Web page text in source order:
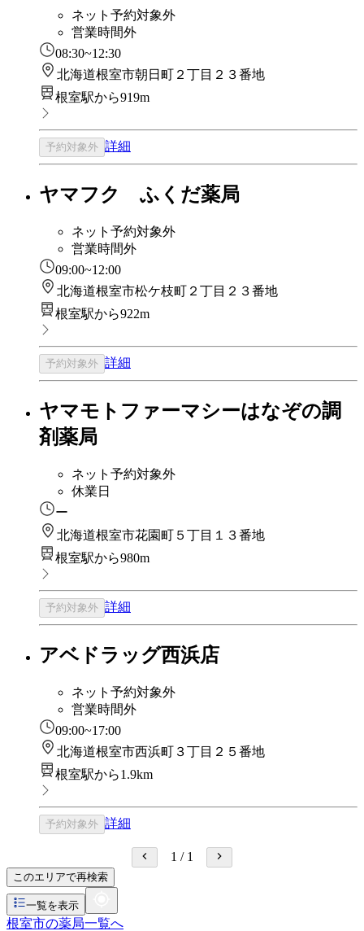
ネット予約対象外
営業時間外
08:30~12:30
北海道根室市朝日町２丁目２３番地
根室駅から919m
予約対象外 詳細
ヤマフク ふくだ薬局
ネット予約対象外
営業時間外
09:00~12:00
北海道根室市松ケ枝町２丁目２３番地
根室駅から922m
予約対象外 詳細
ヤマモトファーマシーはなぞの調
剤薬局
ネット予約対象外
休業日
ー
北海道根室市花園町５丁目１３番地
根室駅から980m
予約対象外 詳細
アベドラッグ西浜店
ネット予約対象外
営業時間外
09:00~17:00
北海道根室市西浜町３丁目２５番地
根室駅から1.9km
予約対象外 詳細
1 / 1
このエリアで再検索
一覧を表示
根室市の薬局一覧へ